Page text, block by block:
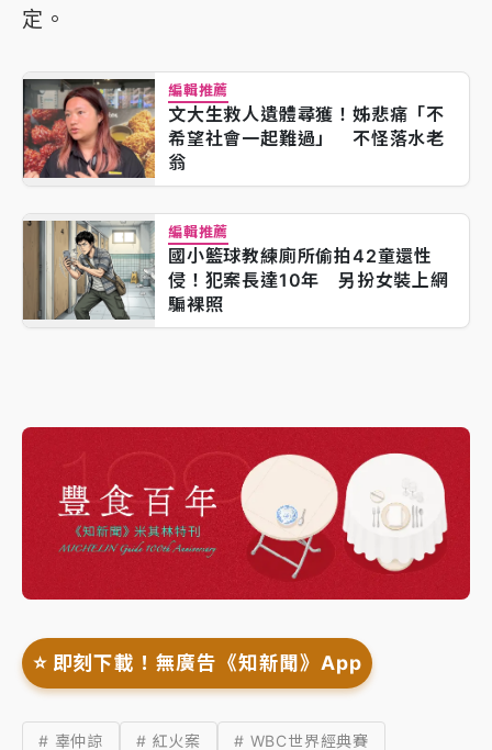
定。
編輯推薦
文大生救人遺體尋獲！姊悲痛「不
希望社會一起難過」 不怪落水老
翁
編輯推薦
國小籃球教練廁所偷拍42童還性
侵！犯案長達10年 另扮女裝上網
騙裸照
⭐️ 即刻下載！無廣告《知新聞》App
# 辜仲諒 # 紅火案 # WBC世界經典賽